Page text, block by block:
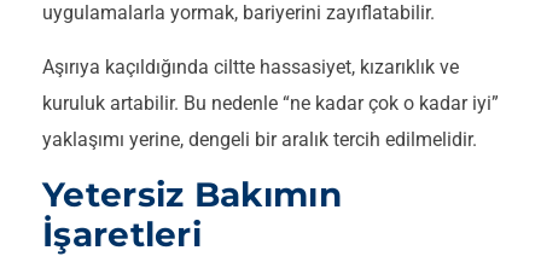
uygulamalarla yormak, bariyerini zayıflatabilir.
Aşırıya kaçıldığında ciltte hassasiyet, kızarıklık ve
kuruluk artabilir. Bu nedenle “ne kadar çok o kadar iyi”
yaklaşımı yerine, dengeli bir aralık tercih edilmelidir.
Yetersiz Bakımın
İşaretleri